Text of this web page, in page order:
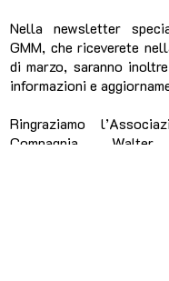
Nella newsletter
GMM, che riceverete
di marzo, saranno
informazioni e
Ringraziamo
Compagnia